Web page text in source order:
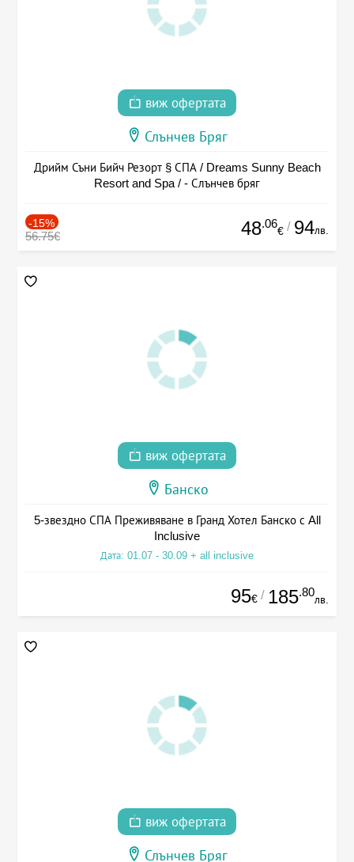
виж офертата
Слънчев Бряг
Дрийм Съни Бийч Резорт § СПА / Dreams Sunny Beach
Resort and Spa / - Слънчев бряг
-15%
56.75€ 48.06
€ / 94лв.
виж офертата
Банско
5-звездно СПА Преживяване в Гранд Хотел Банско с All
Inclusive
Дата: 01.07 - 30.09 + all inclusive
95€ / 185.80
лв.
виж офертата
Слънчев Бряг